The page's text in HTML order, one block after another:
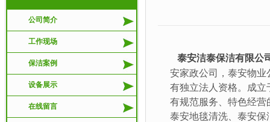
公司简介
工作现场
保洁案例
设备展示
在线留言
泰安洁泰保洁有限公
安家政公司，泰安物
有独立法人资格。成
有规范服务、特色经
泰安地毯清洗、泰安